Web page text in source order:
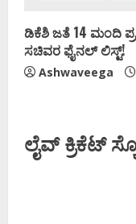
ಡಿಕೆಶಿ ಜತೆ 14 ಮಂದಿ
ಸಚಿವರ ಫೈನಲ್ ಲಿಸ್ಟ್‌!
Ashwaveega
ಲೈವ್ ಕ್ರಿಕೆಟ್